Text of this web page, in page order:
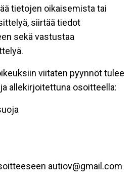
tietojen oikaisemista tai
siirtää tiedot
sekä vastustaa
viitaten pyynnöt tulee
allekirjoitettuna osoitteella:
autiov@gmail.com